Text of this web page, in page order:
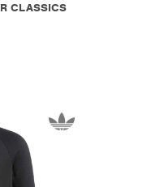
CLASSICS